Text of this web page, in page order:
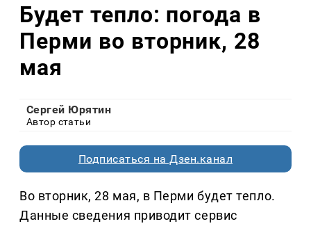
Будет тепло: погода в
Перми во вторник, 28
мая
Сергей Юрятин
Автор статьи
Подписаться на Дзен.канал
Во вторник, 28 мая, в Перми будет тепло.
Данные сведения приводит сервис